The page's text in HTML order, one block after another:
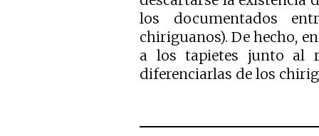
los documentados
chiriguanos). De hecho,
a los tapietes junto al
diferenciarlas de los